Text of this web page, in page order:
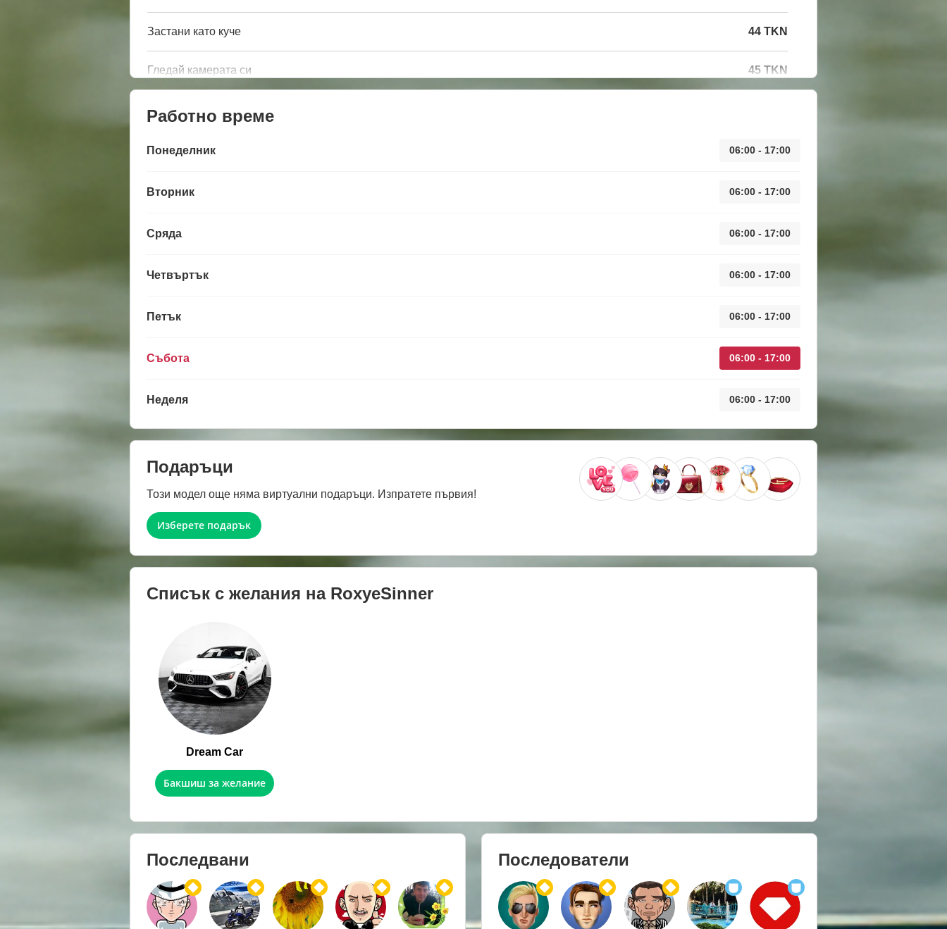
Застани като куче 44 TKN
Гледай камерата си 45 TKN
Работно време
Понеделник 06:00 - 17:00
Вторник 06:00 - 17:00
Сряда 06:00 - 17:00
Четвъртък 06:00 - 17:00
Петък 06:00 - 17:00
Събота 06:00 - 17:00
Неделя 06:00 - 17:00
Подаръци
Този модел още няма виртуални подаръци. Изпратете първия!
Изберете подарък
Списък с желания на RoxyeSinner
Dream Car
Бакшиш за желание
Последвани Последователи